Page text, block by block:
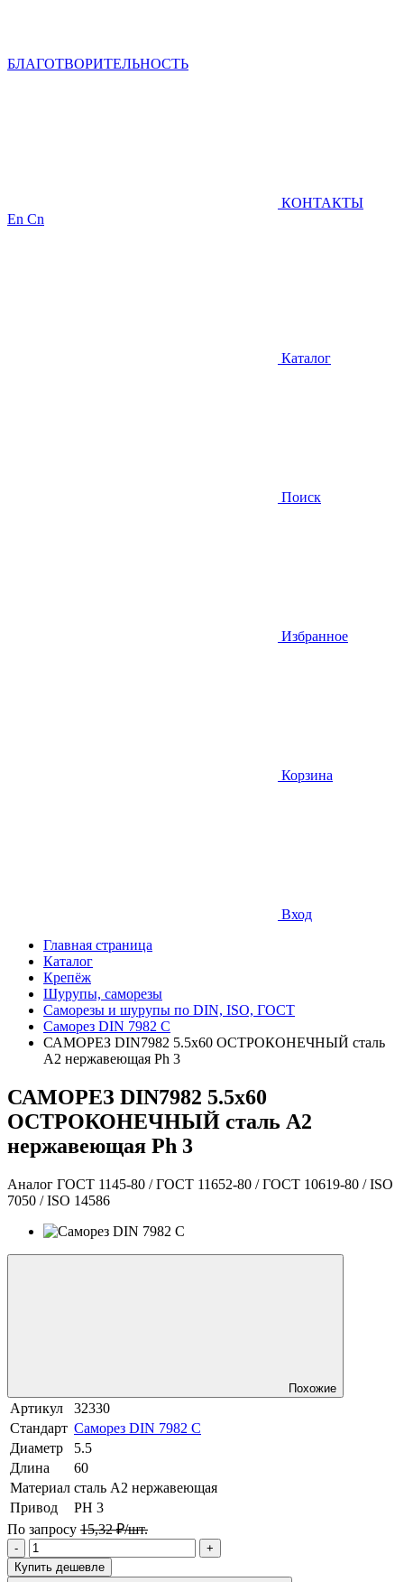
БЛАГОТВОРИТЕЛЬНОСТЬ
КОНТАКТЫ
En Cn
Каталог
Поиск
Избранное
Корзина
Вход
Главная страница
Каталог
Крепёж
Шурупы, саморезы
Саморезы и шурупы по DIN, ISO, ГОСТ
Саморез DIN 7982 C
САМОРЕЗ DIN7982 5.5х60 ОСТРОКОНЕЧНЫЙ сталь
A2 нержавеющая Ph 3
САМОРЕЗ DIN7982 5.5х60
ОСТРОКОНЕЧНЫЙ сталь A2
нержавеющая Ph 3
Аналог ГОСТ 1145-80 / ГОСТ 11652-80 / ГОСТ 10619-80 / ISO
7050 / ISO 14586
Похожие
Артикул
32330
Стандарт Саморез DIN 7982 C
Диаметр
5.5
Длина
60
Материал сталь A2 нержавеющая
Привод
PH 3
По запросу 15,32 ₽/шт.
-
+
Купить дешевле